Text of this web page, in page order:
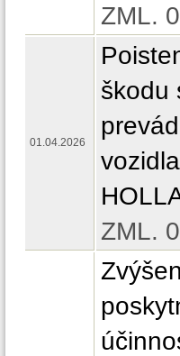
ZML.
01.04.2026
škodu
ZML.